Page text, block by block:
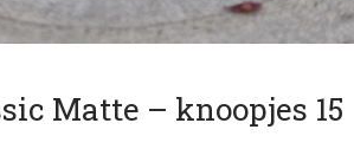
Matte – knoopjes 15